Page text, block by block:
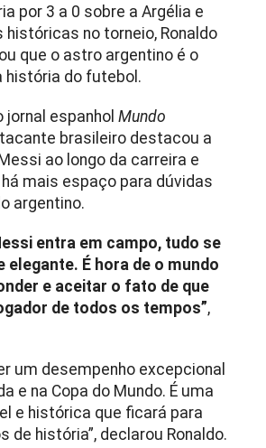
por 3 a 0 sobre a Argélia e
no torneio, Ronaldo
que o astro argentino é o
história do futebol.
jornal espanholMundo
brasileiro destacou a
ao longo da carreira e
mais espaço para dúvidas
argentino.
entra em campo, tudo se
É hora de o mundo
e aceitar o fato de que
de todos os tempos”,
um desempenho excepcional
e na Copa do Mundo. É uma
e histórica que ficará para
de história”, declarou Ronaldo.